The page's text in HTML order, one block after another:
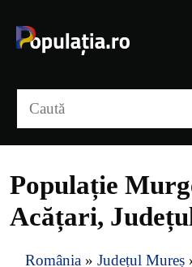
conținut
Populație
Acățari,
România » Județul Mureș